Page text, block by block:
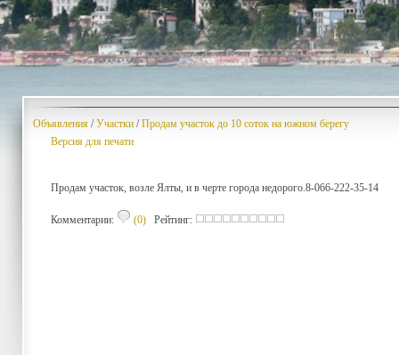
Объявления /Участки /Продам участок до 10 соток на южном берегу
Версия для печати
Продам участок, возле Ялты, и в черте города недорого.8-066-222-35-14
Комментарии: (0) Рейтинг: